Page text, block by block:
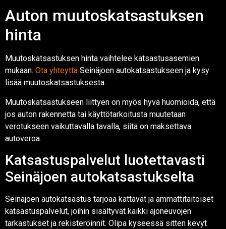
Auton muutoskatsastuksen
hinta
Muutoskatsastuksen hinta vaihtelee katsastusasemien
mukaan. Ota yhteyttä Seinäjoen autokatsastukseen ja kysy
lisää muutoskatsastuksesta.
Muutoskatsastukseen liittyen on myös hyvä huomioida, että
jos auton rakennetta tai käyttötarkoitusta muutetaan
verotukseen vaikuttavalla tavalla, siitä on maksettava
autoveroa.
Katsastuspalvelut luotettavasti
Seinäjoen autokatsastukselta
Seinäjoen autokatsastus tarjoaa kattavat ja ammattitaitoiset
katsastuspalvelut, joihin sisältyvät kaikki ajoneuvojen
tarkastukset ja rekisteröinnit. Olipa kyseessä sitten kevyt